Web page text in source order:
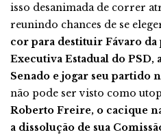
isso desanimada de correr
reunindo chances de se
cor para destituir Fávaro
Executiva Estadual do PSD,
Senado e jogar seu partido
não pode ser visto como
Roberto Freire, o cacique
a dissolução de sua